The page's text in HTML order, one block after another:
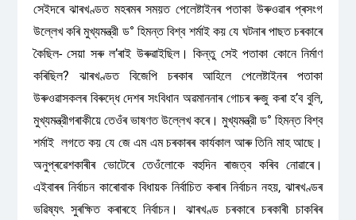
সেইদৰে ঝাৰখণ্ডত মহৰমৰ সময়ত পেলেষ্টাইনৰ পতাকা উৰুওৱাৰ প্ৰসংগ
উল্লেখ কৰি মুখ্যমন্ত্রী ড° হিমন্ত বিশ্ব শৰ্মাই কয় যে ঘটনাৰ পাছত চৰকাৰে
কৈছিল- সেয়া সৰু ল’ৰাই উৰুৱাইছিল। কিন্তু সেই পতাকা কোনে নির্মাণ
কৰিছিল? ঝাৰখণ্ডত বিজেপি চৰকাৰ আহিলে পেলেষ্টাইনৰ পতাকা
উৰুওৱাসকলৰ বিৰুদ্ধে দেশৰ সংবিধান অৱমাননাৰ গোচৰ ৰুজু কৰা হ’ব বুলি,
মুখ্যমন্ত্রীগৰাকীয়ে তেওঁৰ ভাষণত উল্লেখ কৰে। মুখ্যমন্ত্রী ড° হিমন্ত বিশ্ব
শৰ্মাই লগতে কয় যে জে এম এম চৰকাৰৰ কাৰ্যকাল আৰু তিনি মাহ আছে।
অনুপ্ৰৱেশকাৰীৰ ভোটেৰে তেওঁলোকে বহুদিন ৰাজত্ব কৰিব নোৱাৰে।
এইবাৰৰ নিৰ্বাচন কাৰোবাক বিধায়ক নির্বাচিত কৰাৰ নিৰ্বাচন নহয়, ঝাৰখণ্ডৰ
ভৱিষ্যৎ সুৰক্ষিত কৰাৰহে নিৰ্বাচন। ঝাৰখণ্ড চৰকাৰে চৰকাৰী চাকৰিৰ